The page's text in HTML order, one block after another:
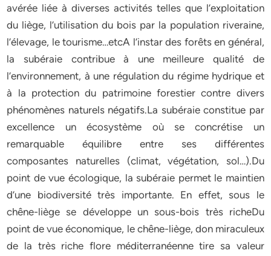
avérée liée à diverses activités telles que l’exploitation
du liège, l’utilisation du bois par la population riveraine,
l’élevage, le tourisme…etcA l’instar des forêts en général,
la subéraie contribue à une meilleure qualité de
l’environnement, à une régulation du régime hydrique et
à la protection du patrimoine forestier contre divers
phénomènes naturels négatifs.La subéraie constitue par
excellence un écosystème où se concrétise un
remarquable équilibre entre ses différentes
composantes naturelles (climat, végétation, sol…).Du
point de vue écologique, la subéraie permet le maintien
d’une biodiversité très importante. En effet, sous le
chêne-liège se développe un sous-bois très richeDu
point de vue économique, le chêne-liège, don miraculeux
de la très riche flore méditerranéenne tire sa valeur